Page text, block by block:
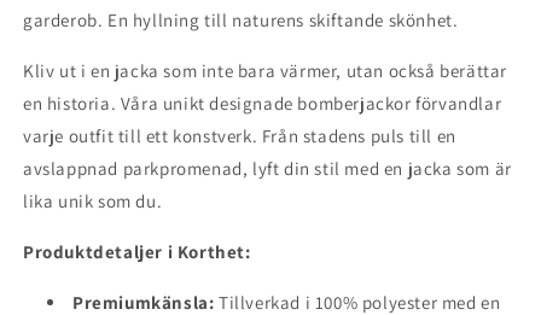
garderob. En hyllning till naturens skiftande skönhet.
Kliv ut i en jacka som inte bara värmer, utan också berättar
en historia. Våra unikt designade bomberjackor förvandlar
varje outfit till ett konstverk. Från stadens puls till en
avslappnad parkpromenad, lyft din stil med en jacka som är
lika unik som du.
Produktdetaljer i Korthet:
Premiumkänsla: Tillverkad i 100% polyester med en